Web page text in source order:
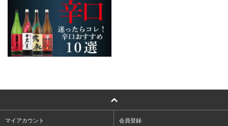
マイアカウント 会員登録